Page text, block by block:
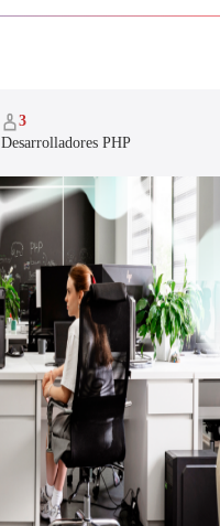
3
Desarrolladores PHP